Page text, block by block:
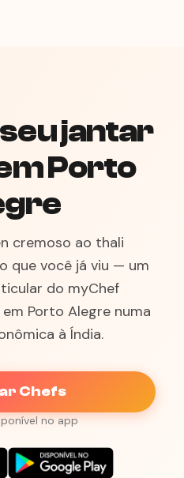
jantar
Porto
cremoso ao thali
que você já viu — um
do myChef
Porto Alegre numa
à Índia.
Chefs
no app